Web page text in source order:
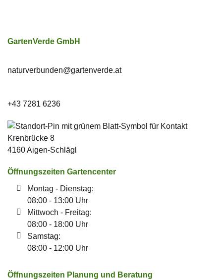
GartenVerde GmbH
naturverbunden­@gartenverde.at
+43 7281 6236
Krenbrücke 8
4160 Aigen-Schlägl
Öffnungszeiten Gartencenter
Montag - Dienstag:
08:00 - 13:00 Uhr
Mittwoch - Freitag:
08:00 - 18:00 Uhr
Samstag:
08:00 - 12:00 Uhr
Öffnungszeiten Planung und Beratung